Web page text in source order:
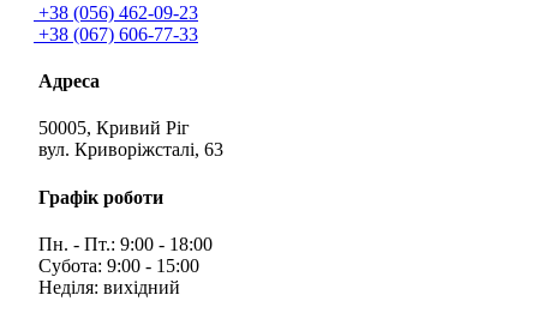
+38 (056) 462-09-23
+38 (067) 606-77-33
Адреса
50005, Кривий Ріг
вул. Криворіжсталі, 63
Графік роботи
Пн. - Пт.: 9:00 - 18:00
Субота: 9:00 - 15:00
Неділя: вихідний